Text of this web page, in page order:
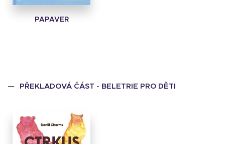
PAPAVER
PŘEKLADOVÁ ČÁST - BELETRIE PRO DĚTI